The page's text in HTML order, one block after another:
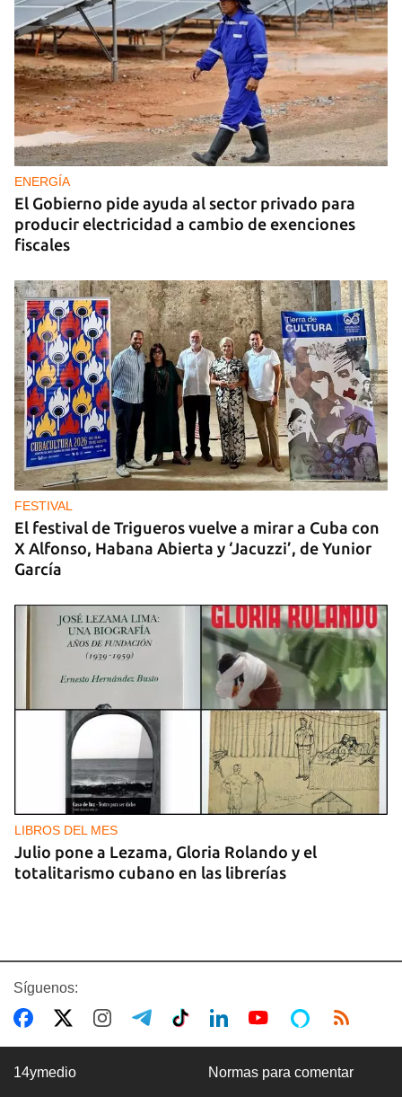
CUBA Y LA NOCHE
¿Para qué sirve la distopía?
ENERGÍA
El Gobierno pide ayuda al sector privado para
producir electricidad a cambio de exenciones
fiscales
FESTIVAL
El festival de Trigueros vuelve a mirar a Cuba con
X Alfonso, Habana Abierta y ‘Jacuzzi’, de Yunior
García
LIBROS DEL MES
Julio pone a Lezama, Gloria Rolando y el
totalitarismo cubano en las librerías
Síguenos:
14ymedio Normas para comentar